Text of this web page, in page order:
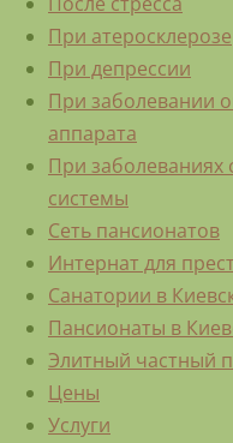
При атеросклерозе
При депрессии
При заболевании
аппарата
При заболеваниях
системы
Сеть пансионатов
Интернат для
Санатории в
Пансионаты в
Элитный частный
Цены
Услуги